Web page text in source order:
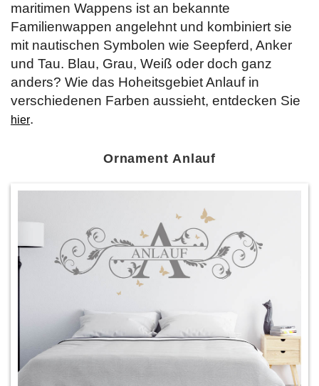
maritimen Wappens ist an bekannte
Familienwappen angelehnt und kombiniert sie
mit nautischen Symbolen wie Seepferd, Anker
und Tau. Blau, Grau, Weiß oder doch ganz
anders? Wie das Hoheitsgebiet Anlauf in
verschiedenen Farben aussieht, entdecken Sie
hier.
Ornament Anlauf